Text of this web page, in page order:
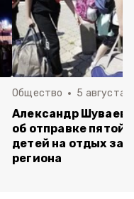
Общество 5 августа ,
Александр Шуваев
об отправке пятой
детей на отдых за
региона